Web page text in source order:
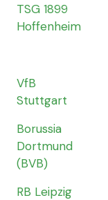
TSG 1899
Hoffenheim
VfB
Stuttgart
Borussia
Dortmund
(BVB)
RB Leipzig